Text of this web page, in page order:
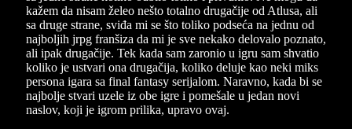
kažem da nisam želeo nešto totalno drugačije od Atlusa, ali
sa druge strane, sviđa mi se što toliko podseća na jednu od
najboljih jrpg franšiza da mi je sve nekako delovalo poznato,
ali ipak drugačije. Tek kada sam zaronio u igru sam shvatio
koliko je ustvari ona drugačija, koliko deluje kao neki miks
persona igara sa final fantasy serijalom. Naravno, kada bi se
najbolje stvari uzele iz obe igre i pomešale u jedan novi
naslov, koji je igrom prilika, upravo ovaj.